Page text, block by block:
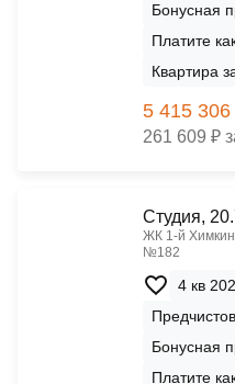
Бонусная
Платите
Квартира
5 415 306
261 609 ₽
Cтудия,
ЖК 1‑й
№182
4 кв
Бонусная
Платите